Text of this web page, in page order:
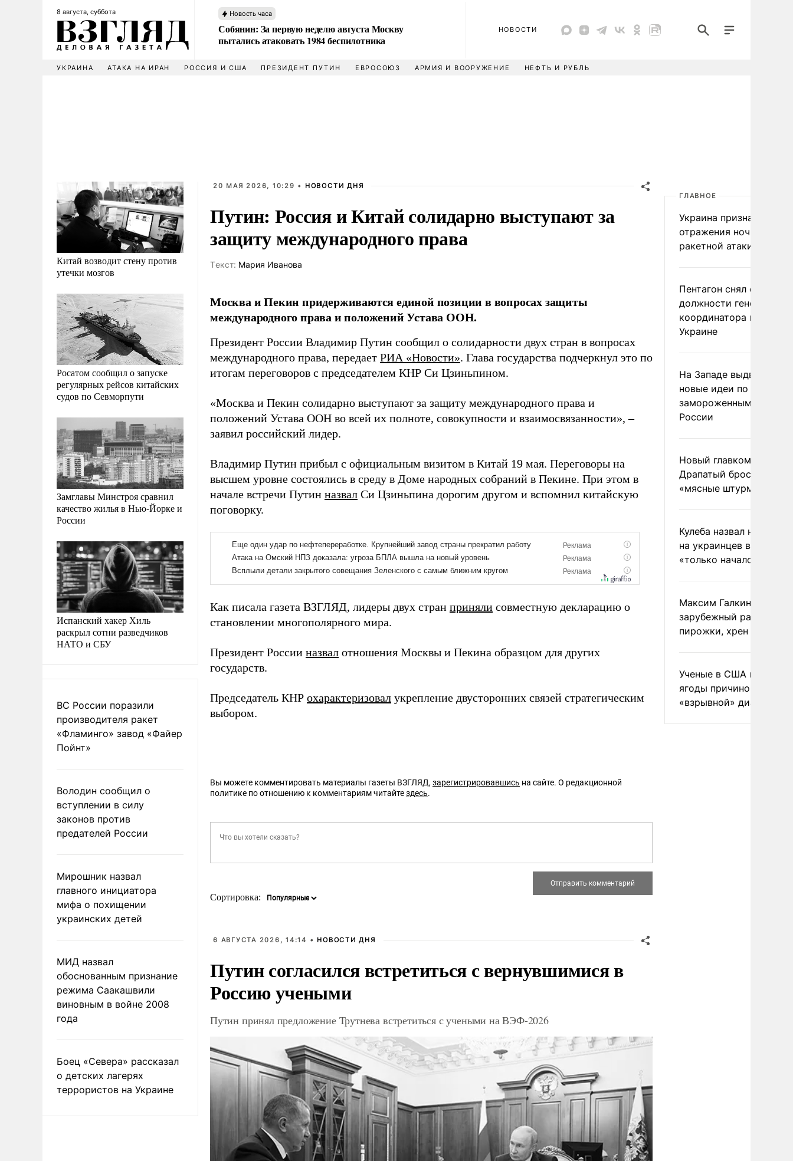
8 августа, суббота Новость часа
Собянин: За первую неделю августа Москву
пытались атаковать 1984 беспилотника
НОВОСТИ
УКРАИНА АТАКА НА ИРАН РОССИЯ И США ПРЕЗИДЕНТ ПУТИН ЕВРОСОЮЗ АРМИЯ И ВООРУЖЕНИЕ НЕФТЬ И РУБЛЬ
Китай возводит стену против
утечки мозгов
Росатом сообщил о запуске
регулярных рейсов китайских
судов по Севморпути
Замглавы Минстроя сравнил
качество жилья в Нью-Йорке и
России
Испанский хакер Хиль
раскрыл сотни разведчиков
НАТО и СБУ
ВС России поразили
производителя ракет
«Фламинго» завод «Файер
Пойнт»
Володин сообщил о
вступлении в силу
законов против
предателей России
Мирошник назвал
главного инициатора
мифа о похищении
украинских детей
МИД назвал
обоснованным признание
режима Саакашвили
виновным в войне 2008
года
Боец «Севера» рассказал
о детских лагерях
террористов на Украине
20 МАЯ 2026, 10:29 • НОВОСТИ ДНЯ
Путин: Россия и Китай солидарно выступают за
защиту международного права
Tекст: Мария Иванова
Москва и Пекин придерживаются единой позиции в вопросах защиты
международного права и положений Устава ООН.
Президент России Владимир Путин сообщил о солидарности двух стран в вопросах
международного права, передает РИА «Новости». Глава государства подчеркнул это по
итогам переговоров с председателем КНР Си Цзиньпином.
«Москва и Пекин солидарно выступают за защиту международного права и
положений Устава ООН во всей их полноте, совокупности и взаимосвязанности», –
заявил российский лидер.
Владимир Путин прибыл с официальным визитом в Китай 19 мая. Переговоры на
высшем уровне состоялись в среду в Доме народных собраний в Пекине. При этом в
начале встречи Путин назвал Си Цзиньпина дорогим другом и вспомнил китайскую
поговорку.
Как писала газета ВЗГЛЯД, лидеры двух стран приняли совместную декларацию о
становлении многополярного мира.
Президент России назвал отношения Москвы и Пекина образцом для других
государств.
Председатель КНР охарактеризовал укрепление двусторонних связей стратегическим
выбором.
Вы можете комментировать материалы газеты ВЗГЛЯД, зарегистрировавшись на сайте. О редакционной
политике по отношению к комментариям читайтездесь.
Сортировка:
6 АВГУСТА 2026, 14:14 • НОВОСТИ ДНЯ
Путин согласился встретиться с вернувшимися в
Россию учеными
Путин принял предложение Трутнева встретиться с учеными на ВЭФ-2026
ГЛАВНОЕ
Украина признала
отражения ночной
ракетной атаки
Пентагон снял с
должности генерала-
координатора помощи
Украине
На Западе выдвинули
новые идеи по
замороженным
России
Новый главком ВСУ
Драпатый бросил
«мясные штурмы»
Кулеба назвал
на украинцев в Польше
«только началом»
Максим Галкин
зарубежный райдер
пирожки, хрен и морс
Ученые в США назвали
ягоды причиной
«взрывной» диареи